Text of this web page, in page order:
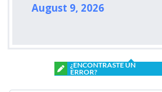
August 9, 2026
¿ENCONTRASTE UN
ERROR?